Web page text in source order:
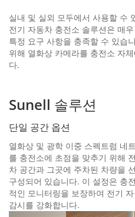
실내 및 실외 모두에서 사용할 수
전기 자동차 충전소 솔루션은 매
특정 요구 사항을 충족할 수 있습
위해 열화상 카메라를 충전소 자
다.
Sunell 솔루션
단일 공간 옵션
열화상 및 광학 이중 스펙트럼 네
를 충전소에 초점을 맞추기 위해
차 공간과 그곳에 주차된 차량을
구성되어 있습니다. 이 설정은 충
적인 모니터링을 보장하여 전기
감시를 강화합니다.